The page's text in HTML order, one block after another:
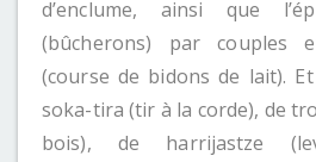
d’enclume, ainsi que
(bûcherons) par couples
(course de bidons de lait).
soka-tira (tir à la corde), de
bois), de harrijastze